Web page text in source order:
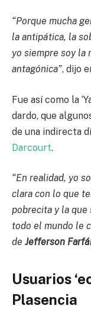
“Porque mucha
la antipática, la
yo siempre soy la
antagónica”, dijo
Fue así como la
dardo, que
de una indirecta
Darcourt.
“En realidad, yo
clara con lo que
pobrecita y la que
todo el mundo le
de Jefferson
Usuarios
Plasencia